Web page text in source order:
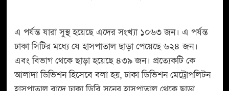
এ পর্যন্ত যারা সুস্থ হয়েছে এদের সংখ্যা ১০৬৩ জন। এ পর্যন্ত
ঢাকা সিটির মধ্যে যে হাসপাতাল ছাড়া পেয়েছে ৬২৪ জন।
এবং বিভাগ থেকে ছাড়া হয়েছে ৪৩৯ জন। প্রত্যেকটি কে
আলাদা ডিভিশন হিসেবে বলা হয়, ঢাকা ডিভিশন মেট্রোপলিটন